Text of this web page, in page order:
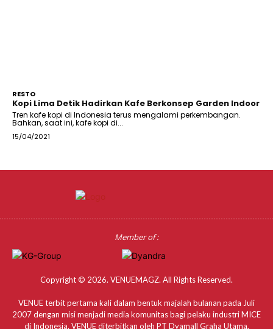
RESTO
Kopi Lima Detik Hadirkan Kafe Berkonsep Garden Indoor
Tren kafe kopi di Indonesia terus mengalami perkembangan.
Bahkan, saat ini, kafe kopi di...
15/04/2021
Member of :
Copyright © 2026. VENUEMAGZ. All Rights Reserved.
VENUE terbit pertama kali dalam bentuk majalah bulanan pada Juli
2007 dengan misi menjadi media komunitas bagi pelaku industri MICE
di Indonesia. VENUE diterbitkan oleh PT Dyamall Graha Utama,